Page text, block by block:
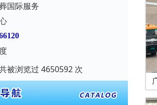
国际服务
被浏览过 4650592 次